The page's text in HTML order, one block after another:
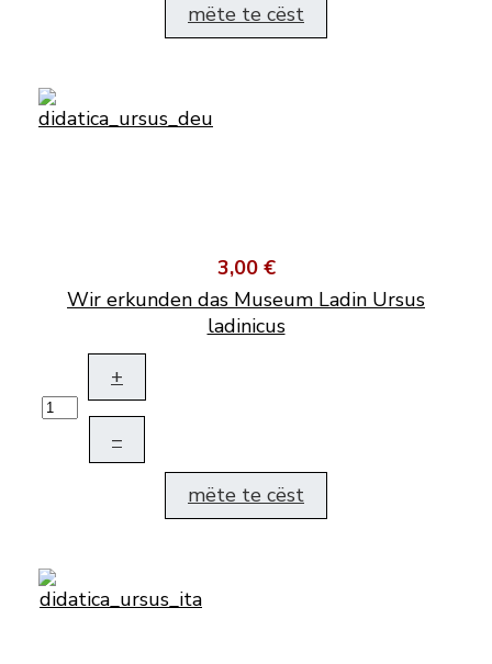
mëte te cëst
3,00 €
Wir erkunden das Museum Ladin Ursus
ladinicus
+
–
mëte te cëst